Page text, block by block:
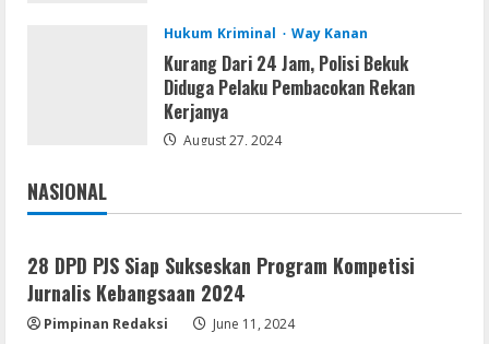
VL
Office 365 Mondo Pre-Activated
August 7, 2026
5
Umum
Sangkaran Bhakti; Rumah Ibu Yuli
Hangus Dilalap Api
Hukum Kriminal Way Kanan
Kurang Dari 24 Jam, Polisi Bekuk
Diduga Pelaku Pembacokan Rekan
Kerjanya
August 27, 2024
NASIONAL
Jakarta
28 DPD PJS Siap Sukseskan Program Kompetisi
Jurnalis Kebangsaan 2024
Pimpinan Redaksi June 11, 2024